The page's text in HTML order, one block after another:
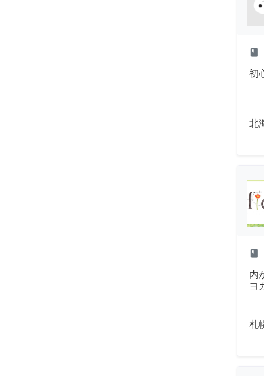
class
初
北
class
内
ヨ
札